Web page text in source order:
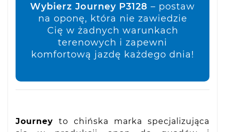
Wybierz Journey P3128 – postaw
na oponę, która nie zawiedzie
Cię w żadnych warunkach
terenowych i zapewni
komfortową jazdę każdego dnia!
Journey to chińska marka specjalizująca